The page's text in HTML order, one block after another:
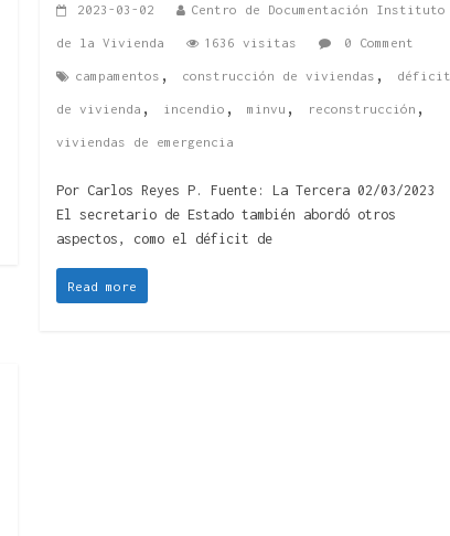
2023-03-02 Centro de Documentación Instituto
de la Vivienda 1636 visitas 0 Comment
campamentos , construcción de viviendas , déficit
de vivienda , incendio ,minvu , reconstrucción ,
viviendas de emergencia
Por Carlos Reyes P. Fuente: La Tercera 02/03/2023
El secretario de Estado también abordó otros
aspectos, como el déficit de
Read more